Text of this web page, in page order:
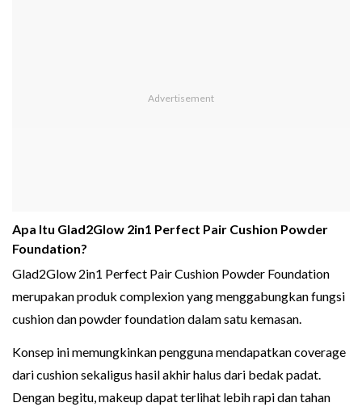
Apa Itu Glad2Glow 2in1 Perfect Pair Cushion Powder
Foundation?
Glad2Glow 2in1 Perfect Pair Cushion Powder Foundation
merupakan produk complexion yang menggabungkan fungsi
cushion dan powder foundation dalam satu kemasan.
Konsep ini memungkinkan pengguna mendapatkan coverage
dari cushion sekaligus hasil akhir halus dari bedak padat.
Dengan begitu, makeup dapat terlihat lebih rapi dan tahan